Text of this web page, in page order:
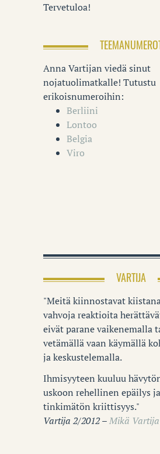
Tervetuloa!
Anna Vartijan viedä sinut
nojatuolimatkalle! Tutustu
erikoisnumeroihin:
Berliini
Lontoo
Belgia
Viro
VARTIJA
"Meitä kiinnostavat
vahvoja reaktioita
eivät parane vaikenemalla
vetämällä vaan käymällä
ja keskustelemalla.
Ihmisyyteen kuuluu
uskoon rehellinen epäilys
tinkimätön kriittisyys."
Vartija 2/2012 –Mikä